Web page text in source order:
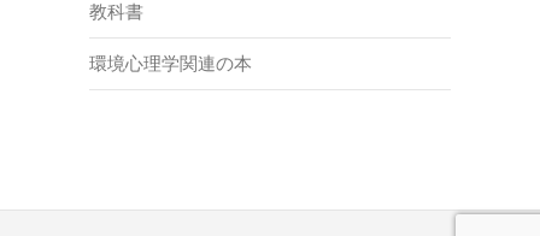
教科書
環境心理学関連の本